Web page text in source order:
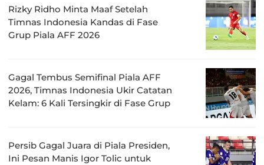
Rizky Ridho Minta Maaf Setelah
Timnas Indonesia Kandas di Fase
Grup Piala AFF 2026
Gagal Tembus Semifinal Piala AFF
2026, Timnas Indonesia Ukir Catatan
Kelam: 6 Kali Tersingkir di Fase Grup
Persib Gagal Juara di Piala Presiden,
Ini Pesan Manis Igor Tolic untuk